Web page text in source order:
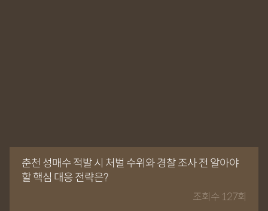
춘천 성매수 적발 시 처벌 수위와 경찰 조사 전 알아야
할 핵심 대응 전략은?
조회수 127회